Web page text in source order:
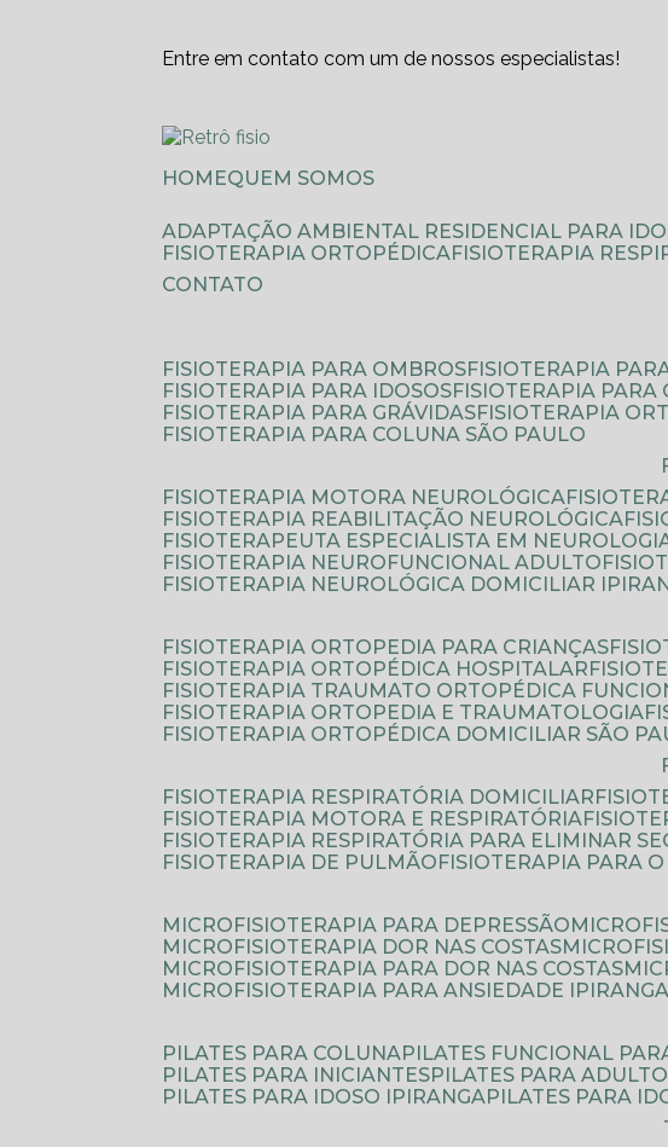
Entre em contato com um de nossos especialistas!
HOME
QUEM SOMOS
ADAPTAÇÃO AMBIENTAL RESIDENCIAL PARA
FISIOTERAPIA ORTOPÉDICA
FISIOTERAPIA
CONTATO
FISIOTERAPIA PARA OMBROS
FISIOTERAPIA
FISIOTERAPIA PARA IDOSOS
FISIOTERAPIA
FISIOTERAPIA PARA GRÁVIDAS
FISIOTERAPIA
FISIOTERAPIA PARA COLUNA SÃO PAULO
FISIOTERAPIA MOTORA NEUROLÓGICA
FISIOTERAPIA REABILITAÇÃO NEUROLÓGICA
FISIOTERAPEUTA ESPECIALISTA EM
FISIOTERAPIA NEUROFUNCIONAL ADULTO
FISIOTERAPIA NEUROLÓGICA DOMICILIAR
FISIOTERAPIA ORTOPEDIA PARA CRIANÇAS
FISIOTERAPIA ORTOPÉDICA HOSPITALAR
FISIOTERAPIA TRAUMATO ORTOPÉDICA
FISIOTERAPIA ORTOPEDIA E TRAUMATOLOGIA
FISIOTERAPIA ORTOPÉDICA DOMICILIAR SÃO
FISIOTERAPIA RESPIRATÓRIA DOMICILIAR
FISIOTERAPIA MOTORA E RESPIRATÓRIA
FISIOTERAPIA RESPIRATÓRIA PARA ELIMINAR
FISIOTERAPIA DE PULMÃO
FISIOTERAPIA PARA
MICROFISIOTERAPIA PARA DEPRESSÃO
MICROFISIOTERAPIA DOR NAS COSTAS
MICROFISIOTERAPIA PARA DOR NAS COSTAS
MICROFISIOTERAPIA PARA ANSIEDADE IPIRANGA
PILATES PARA COLUNA
PILATES FUNCIONAL
PILATES PARA INICIANTES
PILATES PARA
PILATES PARA IDOSO IPIRANGA
PILATES PARA